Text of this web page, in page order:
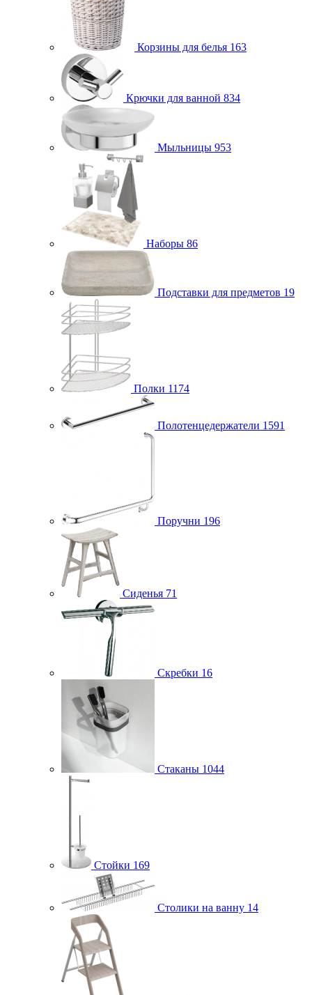
Корзины для белья 163
Крючки для ванной 834
Мыльницы 953
Наборы 86
Подставки для предметов 19
Полки 1174
Полотенцедержатели 1591
Поручни 196
Сиденья 71
Скребки 16
Стаканы 1044
Стойки 169
Столики на ванну 14